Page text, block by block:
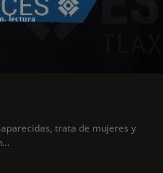
lectura
trata de mujeres y